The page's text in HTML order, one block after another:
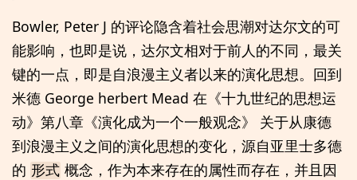
Bowler, Peter J 的评论隐含着社会思潮对达尔文的可
能影响，也即是说，达尔文相对于前人的不同，最关
键的一点，即是自浪漫主义者以来的演化思想。回到
米德 George herbert Mead 在《十九世纪的思想运
动》第八章《演化成为一个一般观念》 关于从康德
到浪漫主义之间的演化思想的变化，源自亚里士多德
的 形式 概念，作为本来存在的属性而存在，并且因